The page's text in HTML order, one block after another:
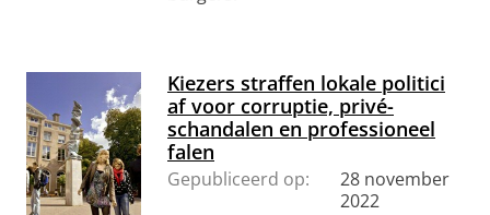
Kiezers straffen lokale politici
af voor corruptie, privé-
schandalen en professioneel
falen
Gepubliceerd op:
28 november
2022